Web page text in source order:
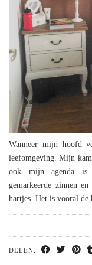
Wanneer mijn hoofd
leefomgeving. Mijn
ook mijn agenda is
gemarkeerde zinnen
hartjes. Het is vooral de
DELEN: